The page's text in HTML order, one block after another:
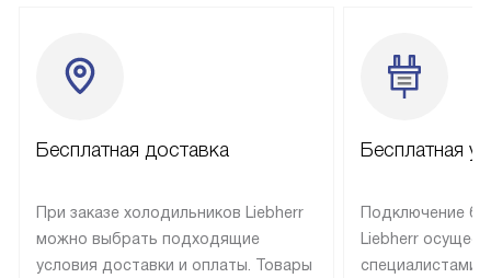
Бесплатная доставка
При заказе холодильников Liebherr
можно выбрать подходящие
условия доставки и оплаты. Товары
Бесплатная
Подключение
Liebherr
специалистами